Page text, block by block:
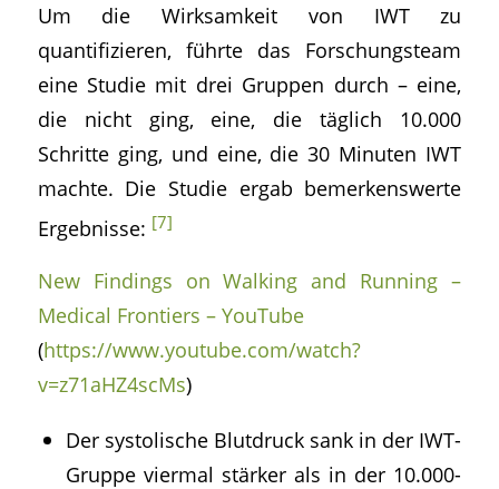
Um die Wirksamkeit von IWT zu
quantifizieren, führte das Forschungsteam
eine Studie mit drei Gruppen durch – eine,
die nicht ging, eine, die täglich 10.000
Schritte ging, und eine, die 30 Minuten IWT
machte. Die Studie ergab bemerkenswerte
Ergebnisse: [7]
New Findings on Walking and Running –
Medical Frontiers – YouTube
(https://www.youtube.com/watch?
v=z71aHZ4scMs)
Der systolische Blutdruck sank in der IWT-
Gruppe viermal stärker als in der 10.000-